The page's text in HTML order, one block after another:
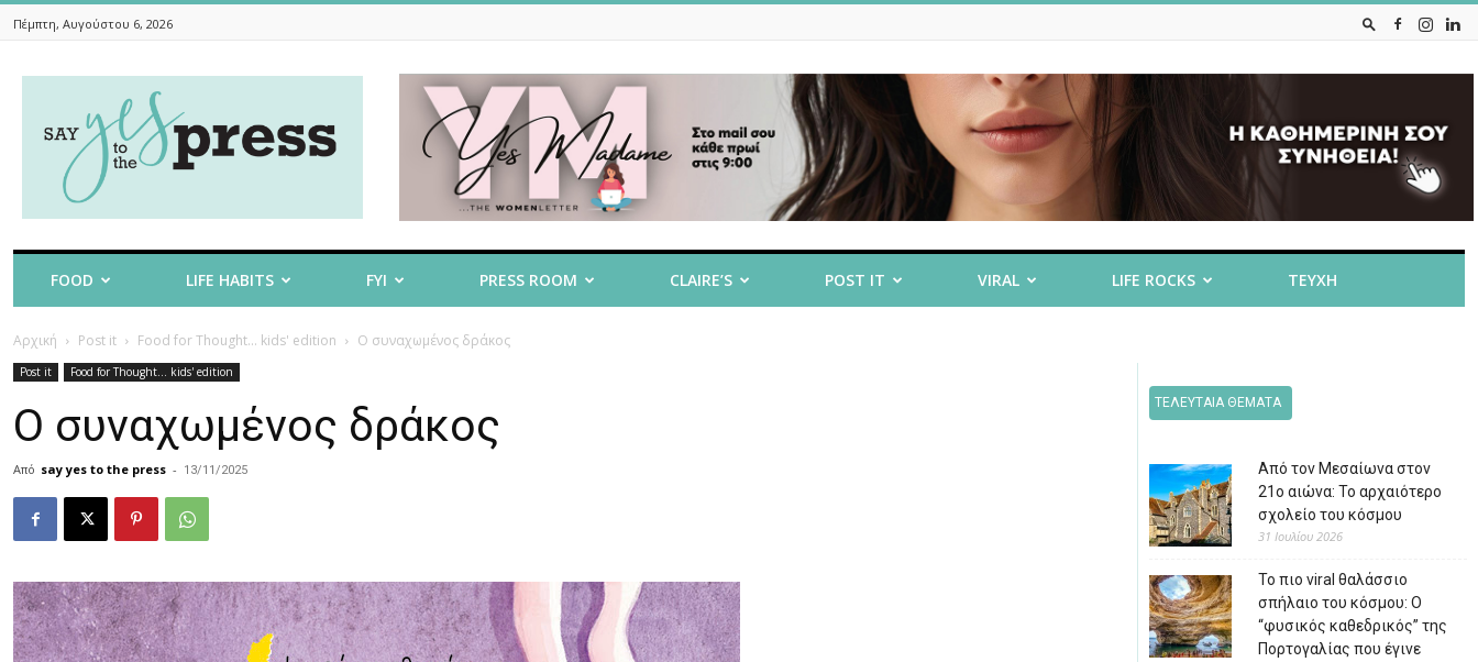
Πέμπτη, Αυγούστου 6, 2026
To
The
FOOD LIFE HABITS FYI PRESS ROOM CLAIRE’S POST IT VIRAL LIFE ROCKS ΤΕΥΧΗ
Αρχική Post it Food for Thought... kids' edition Ο συναχωμένος δράκος
Post it Food for Thought... kids' edition
Ο συναχωμένος δράκος
Από say yes to the press - 13/11/2025
ΤΕΛΕΥΤΑΙΑ ΘΕΜΑΤΑ
Από τον Μεσαίωνα στον
21ο αιώνα: Το αρχαιότερο
σχολείο του κόσμου
31 Ιουλίου 2026
Το πιο viral θαλάσσιο
σπήλαιο του κόσμου: Ο
“φυσικός καθεδρικός” της
Πορτογαλίας που έγινε